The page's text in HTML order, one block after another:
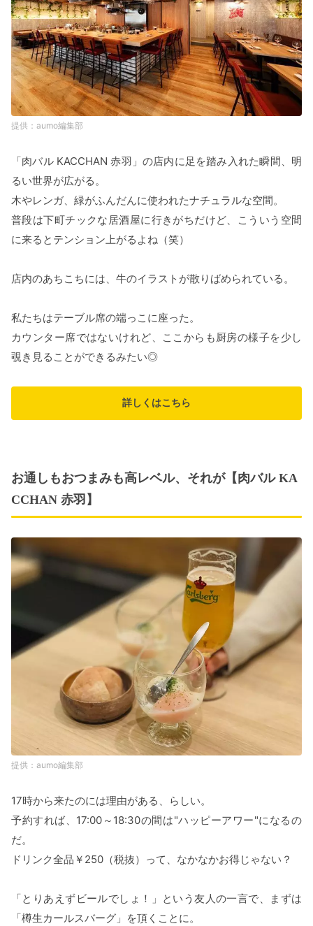
aumo編集部
「肉バル KACCHAN 赤羽」の店内に足を踏み入れた瞬間、明
るい世界が広がる。
木やレンガ、緑がふんだんに使われたナチュラルな空間。
普段は下町チックな居酒屋に行きがちだけど、こういう空間
に来るとテンション上がるよね（笑）
店内のあちこちには、牛のイラストが散りばめられている。
私たちはテーブル席の端っこに座った。
カウンター席ではないけれど、ここからも厨房の様子を少し
覗き見ることができるみたい◎
詳しくはこちら
お通しもおつまみも高レベル、それが【肉バル KA
CCHAN 赤羽】
aumo編集部
17時から来たのには理由がある、らしい。
予約すれば、17:00～18:30の間は"ハッピーアワー"になるの
だ。
ドリンク全品￥250（税抜）って、なかなかお得じゃない？
「とりあえずビールでしょ！」という友人の一言で、まずは
「樽生カールスバーグ」を頂くことに。